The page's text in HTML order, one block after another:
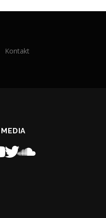
Kontakt